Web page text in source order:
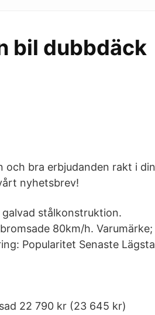
bil dubbdäck
och bra erbjudanden rakt i din
nyhetsbrev!
stålkonstruktion.
80km/h. Varumärke;
Popularitet Senaste Lägsta
22 790 kr (23 645 kr)